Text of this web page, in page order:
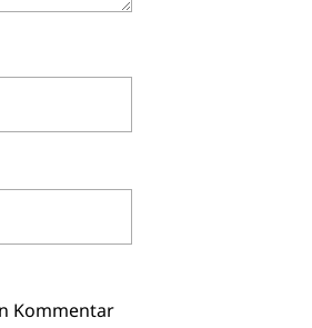
Kommentar